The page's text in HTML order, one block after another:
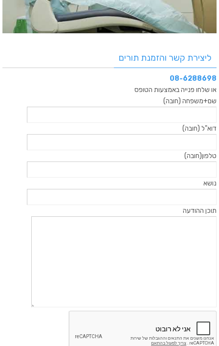
ליצירת קשר והזמנת תורים
08-6288698
או שלחו פנייה באמצעות הטופס
שם+משפחה (חובה)
דוא"ל (חובה)
טלפון(חובה)
נושא
תוכן ההודעה